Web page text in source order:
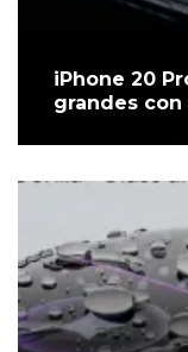
iPhone 20
grandes